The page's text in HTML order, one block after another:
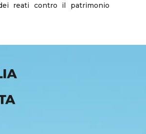
reati contro il patrimonio